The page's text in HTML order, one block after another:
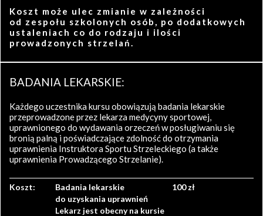
Koszt może ulec zmianie w zależności
od zespołu szkolonych osób, po dodatkowych
ustaleniach co do rodzaju i ilości
prowadzonych strzelań.
BADANIA LEKARSKIE:
Każdego uczestnika kursu obowiązują badania lekarskie
przeprowadzone przez lekarza medycyny sportowej,
uprawnionego do wydawania orzeczeń w posługiwaniu się
bronią palną i poświadczające zdolność do otrzymania
uprawnienia Instruktora Sportu Strzeleckiego (a także
uprawnienia Prowadzącego Strzelanie).
Koszt:
Badania lekarskie
do uzyskania uprawnień
Lekarz jest obecny na kursie
100 zł